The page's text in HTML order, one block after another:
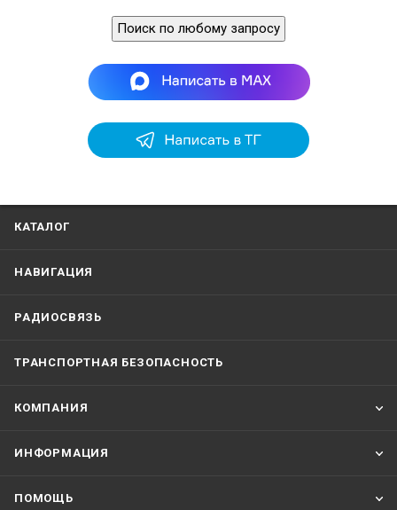
Поиск по любому запросу
КАТАЛОГ
НАВИГАЦИЯ
РАДИОСВЯЗЬ
ТРАНСПОРТНАЯ БЕЗОПАСНОСТЬ
КОМПАНИЯ
ИНФОРМАЦИЯ
ПОМОЩЬ